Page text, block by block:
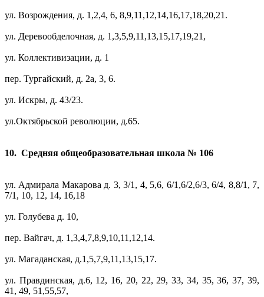
ул. Возрождения, д. 1,2,4, 6, 8,9,11,12,14,16,17,18,20,21.
ул. Деревообделочная, д. 1,3,5,9,11,13,15,17,19,21,
ул. Коллективизации, д. 1
пер. Тургайский, д. 2а, 3, 6.
ул. Искры, д. 43/23.
ул.Октябрьской революции, д.65.
10. Средняя общеобразовательная школа № 106
ул. Адмирала Макарова д. 3, 3/1, 4, 5,6, 6/1,6/2,6/3, 6/4, 8,8/1, 7,
7/1, 10, 12, 14, 16,18
ул. Голубева д. 10,
пер. Вайгач, д. 1,3,4,7,8,9,10,11,12,14.
ул. Магаданская, д.1,5,7,9,11,13,15,17.
ул. Правдинская, д.6, 12, 16, 20, 22, 29, 33, 34, 35, 36, 37, 39,
41, 49, 51,55,57,